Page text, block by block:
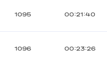
1095 00:21:40
1096 00:23:26